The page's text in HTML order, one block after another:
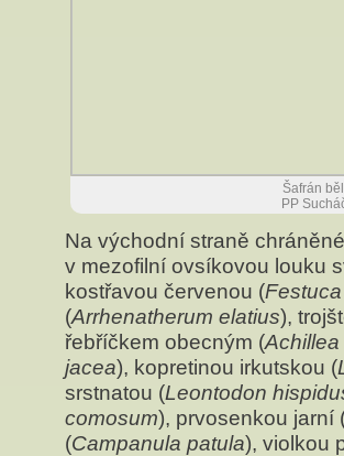
Šafrán
PP
Na východní straně
v mezofilní ovsíkovou louku
kostřavou červenou (
(Arrhenatherum elatius),
řebříčkem obecným (
jacea), kopretinou irkutskou (
srstnatou (Leontodon
comosum), prvosenkou jarní
(Campanula patula), violkou